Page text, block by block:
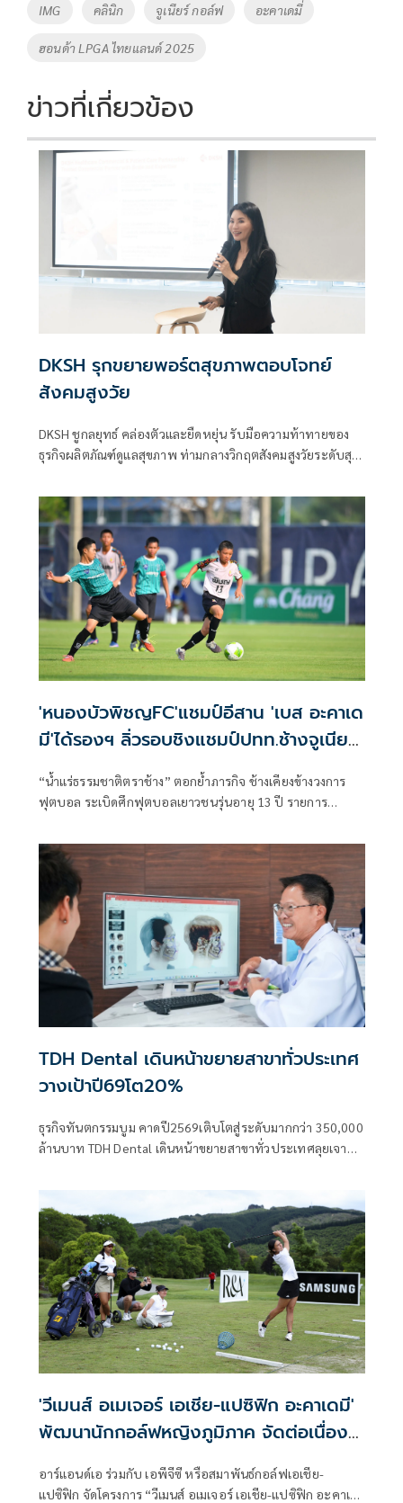
o
k k
Tags
IMG คลินิก จูเนียร์ กอล์ฟ อะคาเดมี่
ฮอนด้า LPGA ไทยแลนด์ 2025
ข่าวที่เกี่ยวข้อง
DKSH รุกขยายพอร์ตสุขภาพตอบโจทย์
สังคมสูงวัย
DKSH ชูกลยุทธ์ คล่องตัวและยืดหยุ่น รับมือความท้าทายของ
ธุรกิจผลิตภัณฑ์ดูแลสุขภาพ ท่ามกลางวิกฤตสังคมสูงวัยระดับสุด
หน้ารุกขยายพอร์ตสุขภาพ
'หนองบัวพิชญFC'แชมป์อีสาน 'เบส อะคาเด
มี'ได้รองฯ ลิ่วรอบชิงแชมป์ปทท.ช้างจูเนียร์
คัพ
“น้ำแร่ธรรมชาติตราช้าง” ตอกย้ำภารกิจ ช้างเคียงข้างวงการ
ฟุตบอล ระเบิดศึกฟุตบอลเยาวชนรุ่นอายุ 13 ปี รายการ
พัฒนาเยาวชน เฟ้นหาสุดยอดทีมของประเทศไทย พร้อม
"Most Talented Player" หรือ "นักเตะผู้มีพรสวรรค์ยอดเยี่ยม"
1 รางวัล และ “Sportsmanship Awards” หรือ "นักเตะที่มี
ความสามารถและเป็นผู้มีน้ำใจนักกีฬายอดเยี่ยม" 2 รางวัล ร่วม
เดินทางไปสัมผัสประสบการณ์ระดับโลกที่ประเทศอังกฤษ
TDH Dental เดินหน้าขยายสาขาทั่วประเทศ
วางเป้าปี69โต20%
ธุรกิจทันตกรรมบูม คาดปี2569เติบโตสู่ระดับมากกว่า 350,000
ล้านบาท TDH Dental เดินหน้าขยายสาขาทั่วประเทศลุยเจาะ
'วีเมนส์ อเมเจอร์ เอเชีย-แปซิฟิก อะคาเดมี'
พัฒนานักกอล์ฟหญิงภูมิภาค จัดต่อเนื่องปี
อาร์แอนด์เอ ร่วมกับ เอพีจีซี หรือสมาพันธ์กอล์ฟเอเชีย-
แปซิฟิก จัดโครงการ “วีเมนส์ อเมเจอร์ เอเชีย-แปซิฟิก อะคาเด